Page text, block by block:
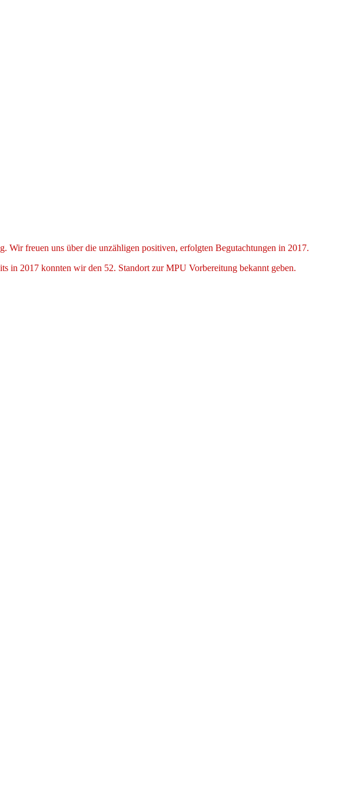
Wir freuen uns über die unzähligen positiven, erfolgten Begutachtungen in 2017.
in 2017 konnten wir den 52. Standort zur MPU Vorbereitung bekannt geben.